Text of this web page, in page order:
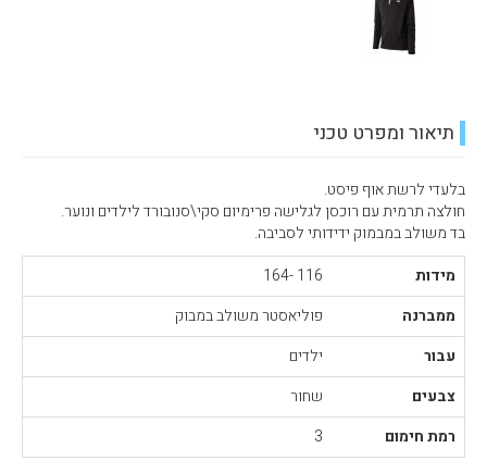
תיאור ומפרט טכני
בלעדי לרשת אוף פיסט.
חולצה תרמית עם רוכסן לגלישה פרימיום סקי\סנובורד לילדים ונוער.
בד משולב במבמוק ידידותי לסביבה.
מידות
116 -164
ממברנה
פוליאסטר משולב במבוק
עבור
ילדים
צבעים
שחור
רמת חימום
3